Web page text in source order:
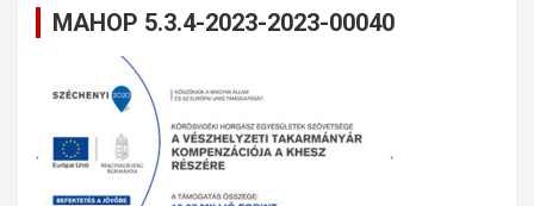
MAHOP 5.3.4-2023-2023-00040